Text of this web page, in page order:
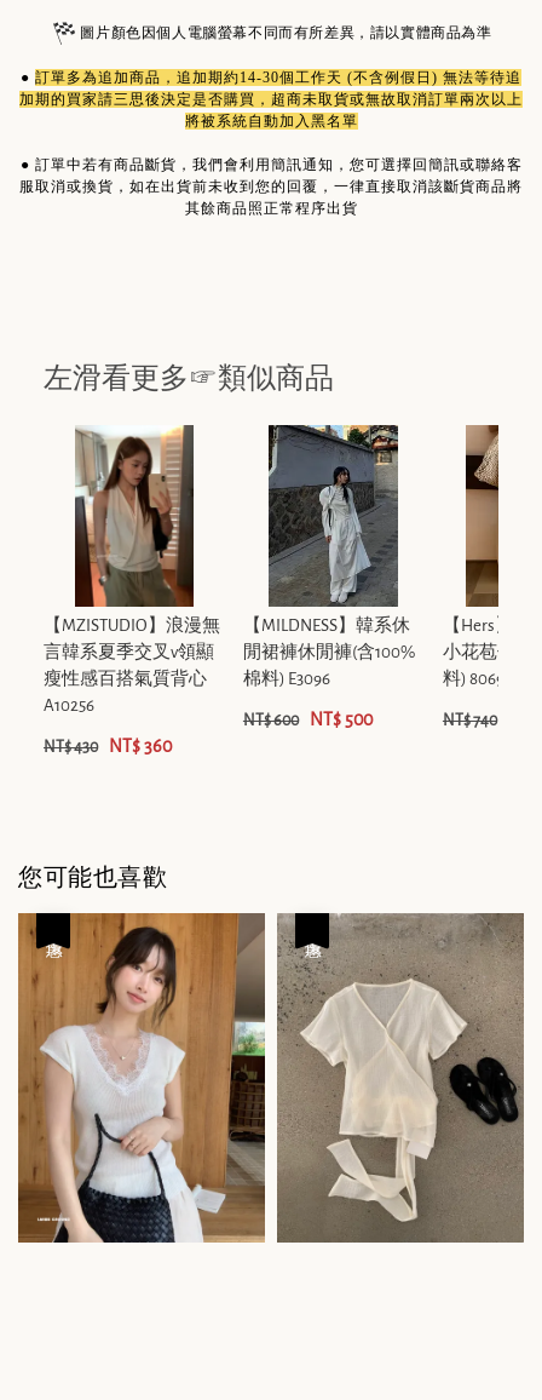
圖片顏色因個人電腦螢幕不同而有所差異，請以實體商品為準
● 訂單多為追加商品 ，追加期約14-30個工作天 (不含例假日) 無法等待追
加期的買家請三思後決定是否購買，超商未取貨或無故取消訂單兩次以上
將被系統自動加入黑名單
● 訂單中若有商品斷貨，我們會利用簡訊通知，您可選擇回簡訊或聯絡客
服取消或換貨，如在出貨前未收到您的回覆，一律直接取消該斷貨商品將
其餘商品照正常程序出貨
左滑看更多☞類似商品
【MZISTUDIO】浪漫無
言韓系夏季交叉v領顯
瘦性感百搭氣質背心
A10256
NT$ 430 NT$ 360
【MILDNESS】韓系休
閒裙褲休閒褲(含100%
棉料) E3096
NT$ 600 NT$ 500
【Hers】
小花苞休閒
料) 80695
NT$ 740
您可能也喜歡